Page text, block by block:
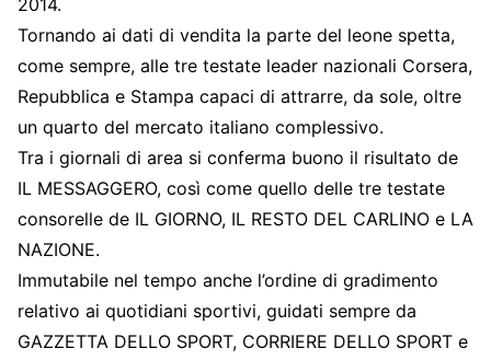
2014.
Tornando ai dati di vendita la parte del leone spetta,
come sempre, alle tre testate leader nazionali Corsera,
Repubblica e Stampa capaci di attrarre, da sole, oltre
un quarto del mercato italiano complessivo.
Tra i giornali di area si conferma buono il risultato de
IL MESSAGGERO, così come quello delle tre testate
consorelle de IL GIORNO, IL RESTO DEL CARLINO e LA
NAZIONE.
Immutabile nel tempo anche l’ordine di gradimento
relativo ai quotidiani sportivi, guidati sempre da
GAZZETTA DELLO SPORT, CORRIERE DELLO SPORT e